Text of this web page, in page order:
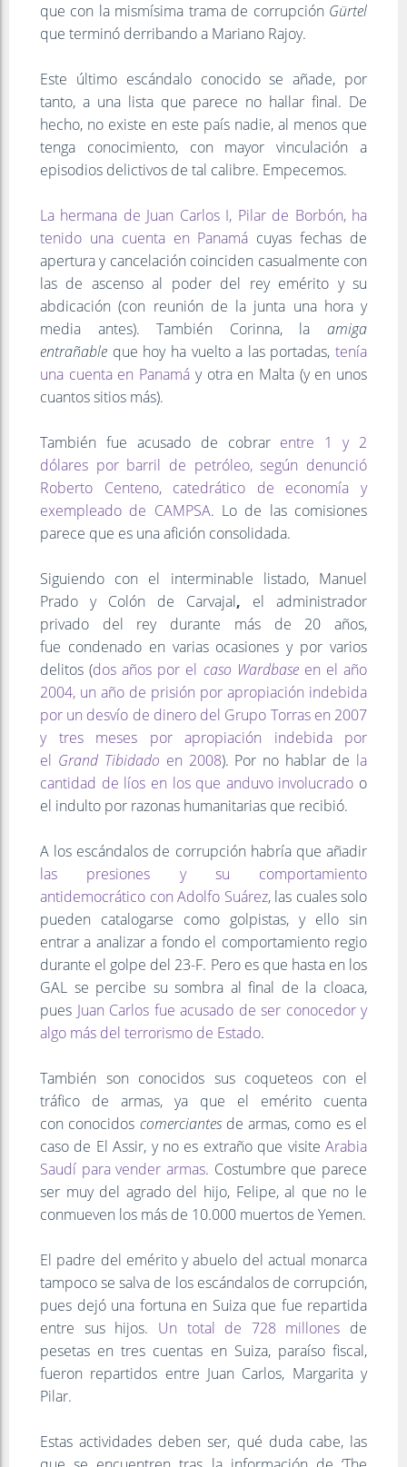
que con la mismísima trama de corrupción Gürtel
que terminó derribando a Mariano Rajoy.
Este último escándalo conocido se añade, por
tanto, a una lista que parece no hallar final. De
hecho, no existe en este país nadie, al menos que
tenga conocimiento, con mayor vinculación a
episodios delictivos de tal calibre. Empecemos.
La hermana de Juan Carlos I, Pilar de Borbón, ha
tenido una cuenta en Panamá cuyas fechas de
apertura y cancelación coinciden casualmente con
las de ascenso al poder del rey emérito y su
abdicación (con reunión de la junta una hora y
media antes). También Corinna, la amiga
entrañable que hoy ha vuelto a las portadas, tenía
una cuenta en Panamá y otra en Malta (y en unos
cuantos sitios más).
También fue acusado de cobrar entre 1 y 2
dólares por barril de petróleo, según denunció
Roberto Centeno, catedrático de economía y
exempleado de CAMPSA. Lo de las comisiones
parece que es una afición consolidada.
Siguiendo con el interminable listado, Manuel
Prado y Colón de Carvajal, el administrador
privado del rey durante más de 20 años,
fue condenado en varias ocasiones y por varios
delitos (dos años por el caso Wardbaseen el año
2004, un año de prisión por apropiación indebida
por un desvío de dinero del Grupo Torras en 2007
y tres meses por apropiación indebida por
el Grand Tibidado en 2008). Por no hablar de la
cantidad de líos en los que anduvo involucrado o
el indulto por razonas humanitarias que recibió.
A los escándalos de corrupción habría que añadir
las presiones y su comportamiento
antidemocrático con Adolfo Suárez, las cuales solo
pueden catalogarse como golpistas, y ello sin
entrar a analizar a fondo el comportamiento regio
durante el golpe del 23-F. Pero es que hasta en los
GAL se percibe su sombra al final de la cloaca,
pues Juan Carlos fue acusado de ser conocedor y
algo más del terrorismo de Estado.
También son conocidos sus coqueteos con el
tráfico de armas, ya que el emérito cuenta
con conocidos comerciantesde armas, como es el
caso de El Assir, y no es extraño que visite Arabia
Saudí para vender armas. Costumbre que parece
ser muy del agrado del hijo, Felipe, al que no le
conmueven los más de 10.000 muertos de Yemen.
El padre del emérito y abuelo del actual monarca
tampoco se salva de los escándalos de corrupción,
pues dejó una fortuna en Suiza que fue repartida
entre sus hijos. Un total de 728 millones de
pesetas en tres cuentas en Suiza, paraíso fiscal,
fueron repartidos entre Juan Carlos, Margarita y
Pilar.
Estas actividades deben ser, qué duda cabe, las